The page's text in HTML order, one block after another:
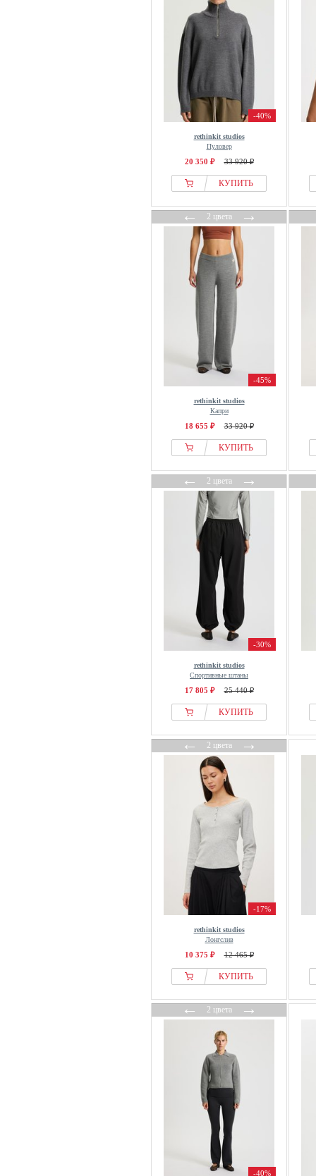
-40%
rethinkit studios
Пуловер
20 350 ₽ 33 920 ₽
КУПИТЬ
←2 цвета→
-45%
rethinkit studios
Капри
18 655 ₽ 33 920 ₽
КУПИТЬ
←2 цвета→
-30%
rethinkit studios
Спортивные штаны
17 805 ₽ 25 440 ₽
КУПИТЬ
←2 цвета→
-17%
rethinkit studios
Лонгслив
10 375 ₽ 12 465 ₽
КУПИТЬ
←2 цвета→
-40%